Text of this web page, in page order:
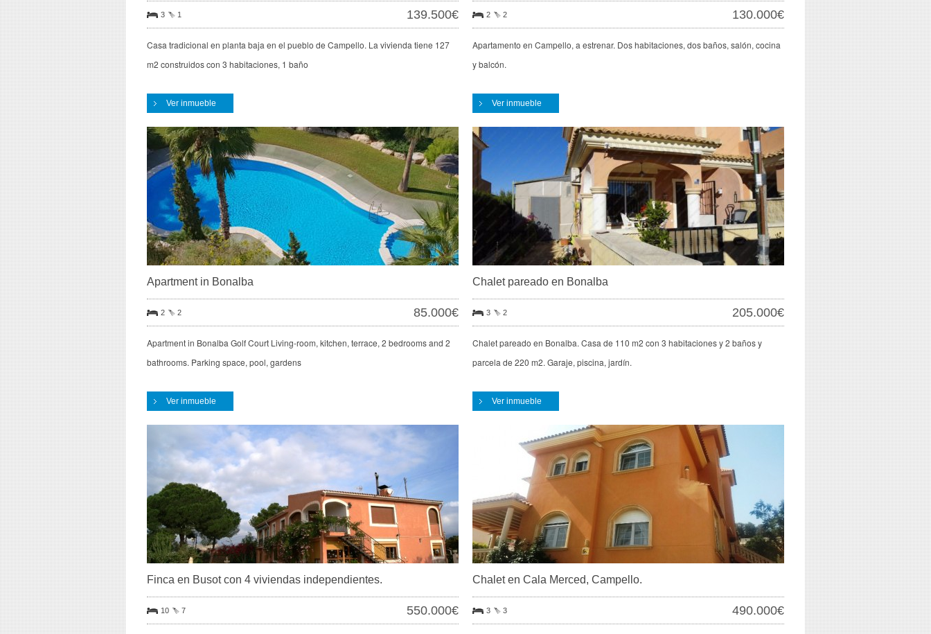
3 1 139.500€
Casa tradicional en planta baja en el pueblo de Campello. La vivienda tiene 127
m2 construidos con 3 habitaciones, 1 baño
Ver inmueble
2 2 130.000€
Apartamento en Campello, a estrenar. Dos habitaciones, dos baños, salón, cocina
y balcón.
Ver inmueble
Apartment in Bonalba
2 2 85.000€
Apartment in Bonalba Golf Court Living-room, kitchen, terrace, 2 bedrooms and 2
bathrooms. Parking space, pool, gardens
Ver inmueble
Chalet pareado en Bonalba
3 2 205.000€
Chalet pareado en Bonalba. Casa de 110 m2 con 3 habitaciones y 2 baños y
parcela de 220 m2. Garaje, piscina, jardín.
Ver inmueble
Finca en Busot con 4 viviendas independientes.
10 7 550.000€
Chalet en Cala Merced, Campello.
3 3 490.000€